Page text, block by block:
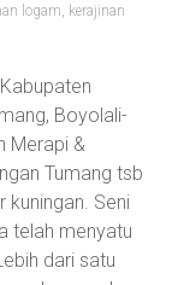
logam, kerajinan
Boyolali-
Merapi &
Tumang tsb
kuningan. Seni
telah menyatu
dari satu